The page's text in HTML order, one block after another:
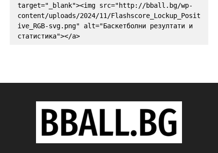
target="_blank"><img src="http://bball.bg/wp-
content/uploads/2024/11/Flashscore_Lockup_Posit
ive_RGB-svg.png" alt="Баскетболни резултати и
статистика"></a>